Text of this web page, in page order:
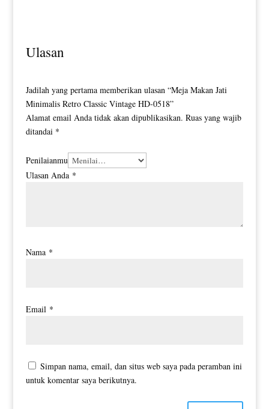
Ulasan
Jadilah yang pertama memberikan ulasan “Meja Makan Jati
Minimalis Retro Classic Vintage HD-0518”
Alamat email Anda tidak akan dipublikasikan. Ruas yang wajib
ditandai *
Penilaianmu
Ulasan Anda *
Nama *
Email *
Simpan nama, email, dan situs web saya pada peramban ini
untuk komentar saya berikutnya.